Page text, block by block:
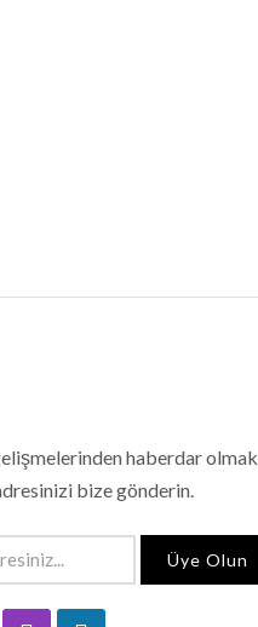
haberdar olmak
bize gönderin.
Üye Olun